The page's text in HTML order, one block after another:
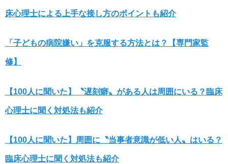
床心理士による上手な接し方のポイントも紹介
「子どもの病院嫌い」を克服する方法とは？【専門家監
修】
【100人に聞いた】〝遅刻癖〟がある人は周囲にいる？臨床
心理士に聞く対処法も紹介
【100人に聞いた】周囲に〝当事者意識が低い人〟はいる？
臨床心理士に聞く対処法も紹介